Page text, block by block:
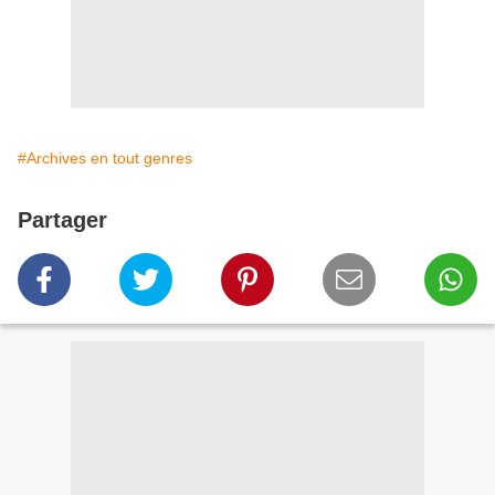
#Archives en tout genres
Partager